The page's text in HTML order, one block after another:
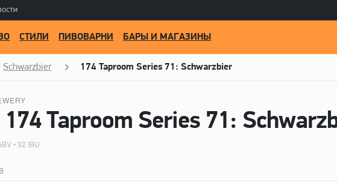
СТИЛИ ПИВОВАРНИ БАРЫ И МАГАЗИНЫ
Schwarzbier 174 Taproom Series 71: Schwarzbier
• 32 IBU